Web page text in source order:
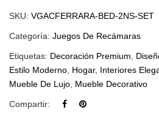
SKU: VGACFERRARA-BED-2NS-SET
Categoría: Juegos De Recámaras
Etiquetas: Decoración Premium
Estilo Moderno Hogar, Interiores
Mueble De Lujo Mueble Decorativo
Compartir: